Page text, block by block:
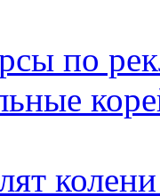
по